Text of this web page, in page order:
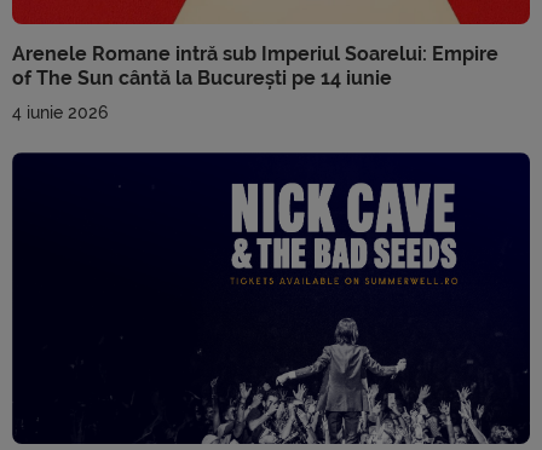
Arenele Romane intră sub Imperiul Soarelui: Empire
of The Sun cântă la București pe 14 iunie
4 iunie 2026